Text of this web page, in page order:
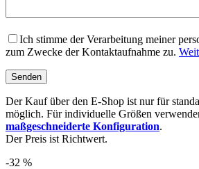
Ich stimme der Verarbeitung meiner
zum Zwecke der Kontaktaufnahme zu.
Der Kauf über den E-Shop ist nur für
möglich. Für individuelle Größen
maßgeschneiderte Konfiguration.
Der Preis ist Richtwert.
-32 %